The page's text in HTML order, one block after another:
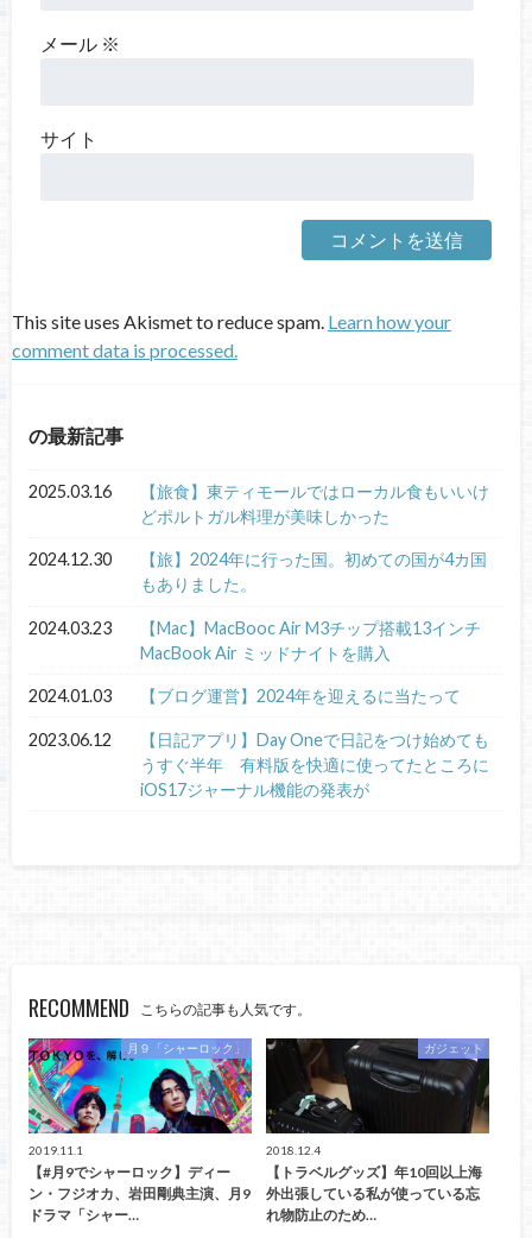
メール ※
サイト
This site uses Akismet to reduce spam. Learn how your
comment data is processed.
の最新記事
2025.03.16
【旅食】東ティモールではローカル食もいいけ
どポルトガル料理が美味しかった
2024.12.30
【旅】2024年に行った国。初めての国が4カ国
もありました。
2024.03.23
【Mac】MacBooc Air M3チップ搭載13インチ
MacBook Air ミッドナイトを購入
2024.01.03 【ブログ運営】2024年を迎えるに当たって
2023.06.12
【日記アプリ】Day Oneで日記をつけ始めても
うすぐ半年 有料版を快適に使ってたところに
iOS17ジャーナル機能の発表が
RECOMMEND こちらの記事も人気です。
月９「シャーロック」
2019.11.1
【#月9でシャーロック】ディー
ン・フジオカ、岩田剛典主演、月9
ドラマ「シャー…
ガジェット
2018.12.4
【トラベルグッズ】年10回以上海
外出張している私が使っている忘
れ物防止のため…